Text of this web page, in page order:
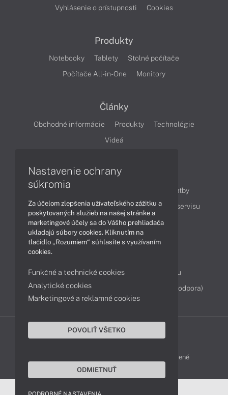
Vyhlásenie o prístupnosti
Cookies
Produkty
Notebooky Tablety
Stolné počítače
Počítače All-in-One
Monitory
Články
Obchodné informácie Produkty
Technológie
Videá
Obsah
Ako nakupovať
Možnosti doručenia a platby
Podpora a servis
Servisné služby Cenník servisu
Kontakty
Servisné oddelenie
Reklamácia tovaru
Diagnostiky online
TeamViewer (vzdialená podpora)
DELL-SHOP © 2011 - 2026 Všetky práva vyhradené
Nastavenie ochrany
súkromia
Za účelom zlepšenia užívateľského zážitku a
poskytovaných služieb na našej stránke a
marketingové účely sa do Vášho prehliadača
ukladajú súbory cookies. Kliknutím na
tlačidlo „Rozumiem“ súhlasíte s využívaním
cookies.
Funkčné a technické cookies
Analytické cookies
Marketingové a reklamné cookies
POVOLIŤ VŠETKO
ODMIETNUŤ